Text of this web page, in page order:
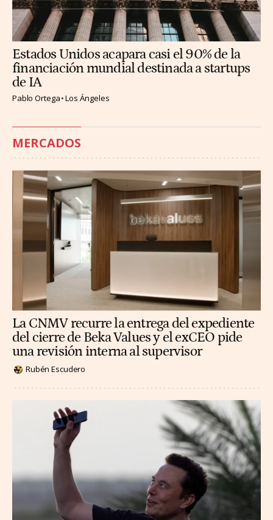
Estados Unidos acapara casi el 90% de la
financiación mundial destinada a startups
de IA
Pablo Ortega Los Ángeles
MERCADOS
La CNMV recurre la entrega del expediente
del cierre de Beka Values y el exCEO pide
una revisión interna al supervisor
Rubén Escudero